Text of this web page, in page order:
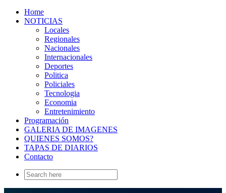
Home
NOTICIAS
Locales
Regionales
Nacionales
Internacionales
Deportes
Politica
Policiales
Tecnologia
Economia
Entretenimiento
Programación
GALERIA DE IMAGENES
QUIENES SOMOS?
TAPAS DE DIARIOS
Contacto
Search
for: